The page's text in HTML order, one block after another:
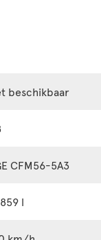
beschikbaar
CFM56-5A3
l